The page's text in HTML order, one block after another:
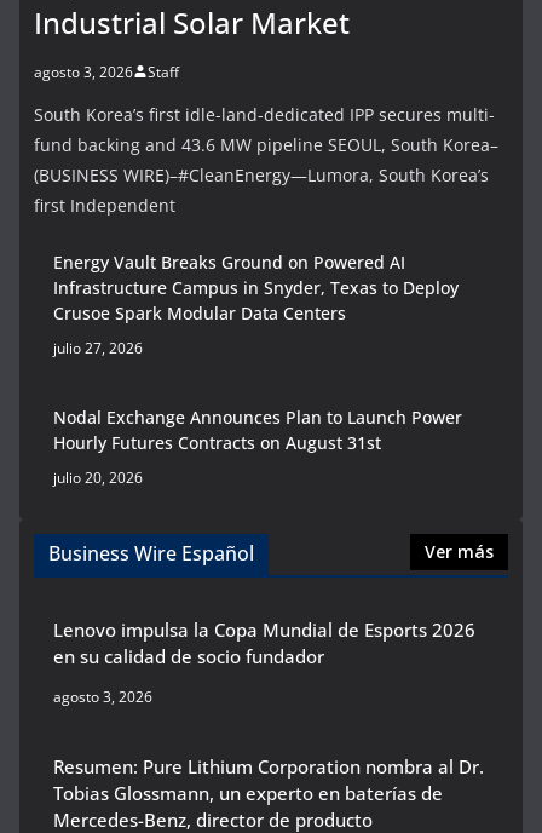
Industrial Solar Market
agosto 3, 2026 Staff
South Korea’s first idle-land-dedicated IPP secures multi-
fund backing and 43.6 MW pipeline SEOUL, South Korea–
(BUSINESS WIRE)–#CleanEnergy—Lumora, South Korea’s
first Independent
Energy Vault Breaks Ground on Powered AI
Infrastructure Campus in Snyder, Texas to Deploy
Crusoe Spark Modular Data Centers
julio 27, 2026
Nodal Exchange Announces Plan to Launch Power
Hourly Futures Contracts on August 31st
julio 20, 2026
Business Wire Español Ver más
Lenovo impulsa la Copa Mundial de Esports 2026
en su calidad de socio fundador
agosto 3, 2026
Resumen: Pure Lithium Corporation nombra al Dr.
Tobias Glossmann, un experto en baterías de
Mercedes-Benz, director de producto